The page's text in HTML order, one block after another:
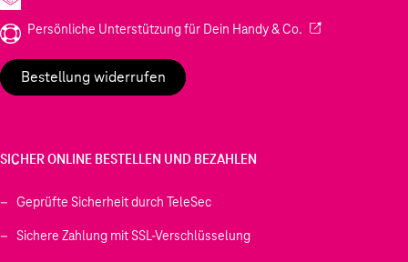
Persönliche Unterstützung für Dein Handy & Co. (Wird in einem
Bestellung widerrufen
SICHER ONLINE BESTELLEN UND BEZAHLEN
Geprüfte Sicherheit durch TeleSec
Sichere Zahlung mit SSL-Verschlüsselung